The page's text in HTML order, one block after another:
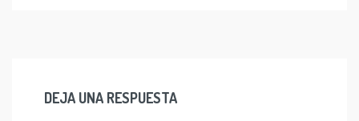
DEJA UNA RESPUESTA